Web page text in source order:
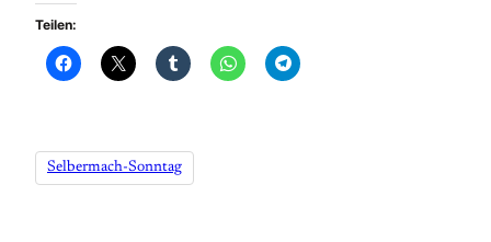
Teilen:
Selbermach-Sonntag